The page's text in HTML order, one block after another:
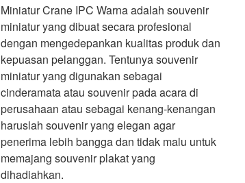
Miniatur Crane IPC Warna adalah souvenir
miniatur yang dibuat secara profesional
dengan mengedepankan kualitas produk dan
kepuasan pelanggan. Tentunya souvenir
miniatur yang digunakan sebagai
cinderamata atau souvenir pada acara di
perusahaan atau sebagai kenang-kenangan
haruslah souvenir yang elegan agar
penerima lebih bangga dan tidak malu untuk
memajang souvenir plakat yang
dihadiahkan.